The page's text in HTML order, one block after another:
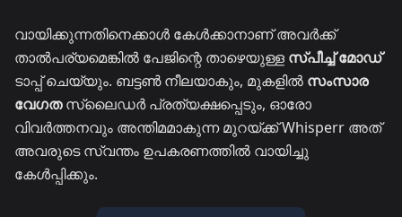
വായിക്കുന്നതിനെക്കാൾ കേൾക്കാനാണ് അവർക്ക്
താൽപര്യമെങ്കിൽ പേജിന്റെ താഴെയുള്ള സ്പീച്ച് മോഡ്
ടാപ്പ് ചെയ്യും. ബട്ടൺ നീലയാകും, മുകളിൽ സംസാര
വേഗതസ്ലൈഡർ പ്രത്യക്ഷപ്പെടും, ഓരോ
വിവർത്തനവും അന്തിമമാകുന്ന മുറയ്ക്ക് Whisperr അത്
അവരുടെ സ്വന്തം ഉപകരണത്തിൽ വായിച്ചു
കേൾപ്പിക്കും.